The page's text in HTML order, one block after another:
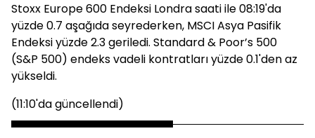
Stoxx Europe 600 Endeksi Londra saati ile 08:19'da
yüzde 0.7 aşağıda seyrederken, MSCI Asya Pasifik
Endeksi yüzde 2.3 geriledi. Standard & Poor’s 500
(S&P 500) endeks vadeli kontratları yüzde 0.1'den az
yükseldi.
(11:10'da güncellendi)